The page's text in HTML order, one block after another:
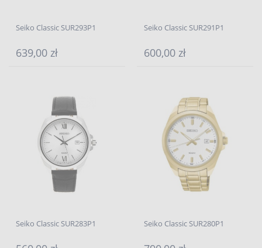
Seiko Classic SUR293P1
639,00 zł
Seiko Classic SUR291P1
600,00 zł
Seiko Classic SUR283P1 Seiko Classic SUR280P1